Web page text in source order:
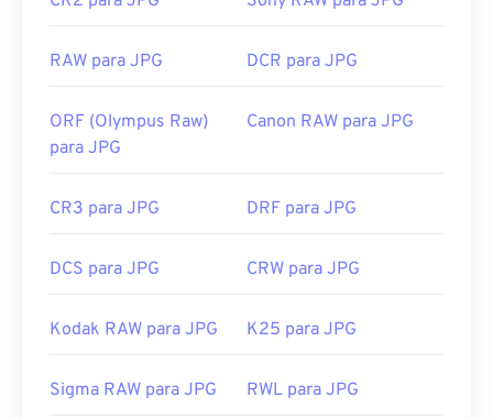
Use nossoSeletor de Corespara escolher cores de
RAW para JPG DCR para JPG
ORF (Olympus Raw)
para JPG
Canon RAW para JPG
CR3 para JPG DRF para JPG
DCS para JPG CRW para JPG
Kodak RAW para JPG K25 para JPG
Sigma RAW para JPG RWL para JPG